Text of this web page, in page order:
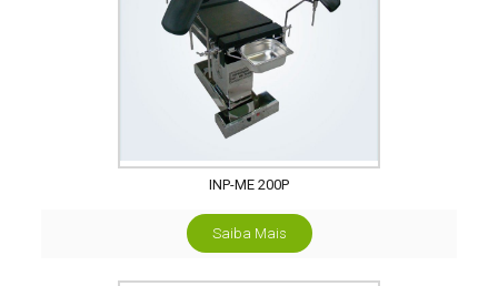
INP-ME 200P
Saiba Mais